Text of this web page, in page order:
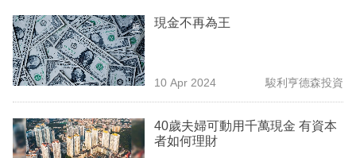
區
現金不再為王
10 Apr 2024 駿利亨德森投資
40歲夫婦可動用千萬現金 有資本
者如何理財